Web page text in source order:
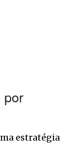
por
estratégia